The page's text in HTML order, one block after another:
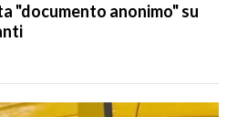
"documento anonimo" su